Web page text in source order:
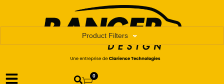
0
Product Filters